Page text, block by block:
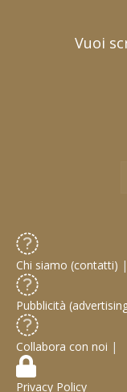
Vuoi
Chi siamo (contatti) |
Pubblicità
Collabora con noi |
Privacy Policy